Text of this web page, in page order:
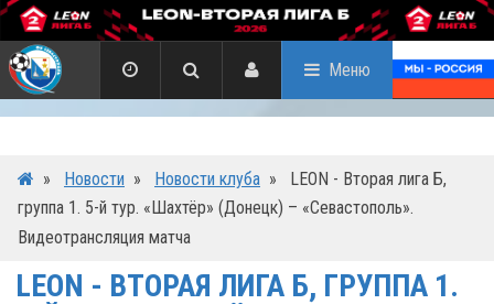
Меню
» Новости » Новости клуба »
LEON - Вторая лига Б,
группа 1. 5-й тур. «Шахтёр» (Донецк) – «Севастополь».
Видеотрансляция матча
LEON - ВТОРАЯ ЛИГА Б, ГРУППА 1.